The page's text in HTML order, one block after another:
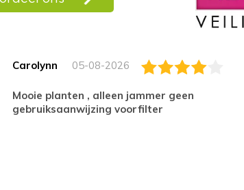
Carolynn 05-08-2026
Mooie planten , alleen jammer geen
gebruiksaanwijzing voorfilter